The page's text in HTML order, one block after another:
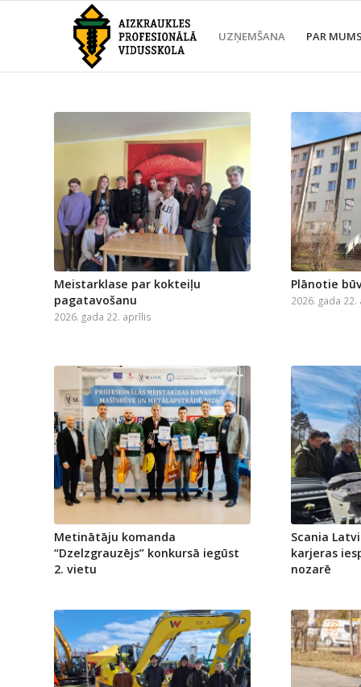
UZŅEMŠANA PAR MUMS
Meistarklase par kokteiļu
pagatavošanu
2026. gada 22. aprīlis
Plānotie
2026. gada
Metinātāju komanda
“Dzelzgrauzējs” konkursā iegūst
2. vietu
Scania
karjeras
nozarē